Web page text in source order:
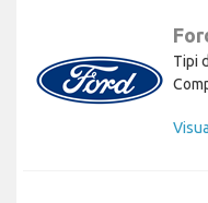
Tipi